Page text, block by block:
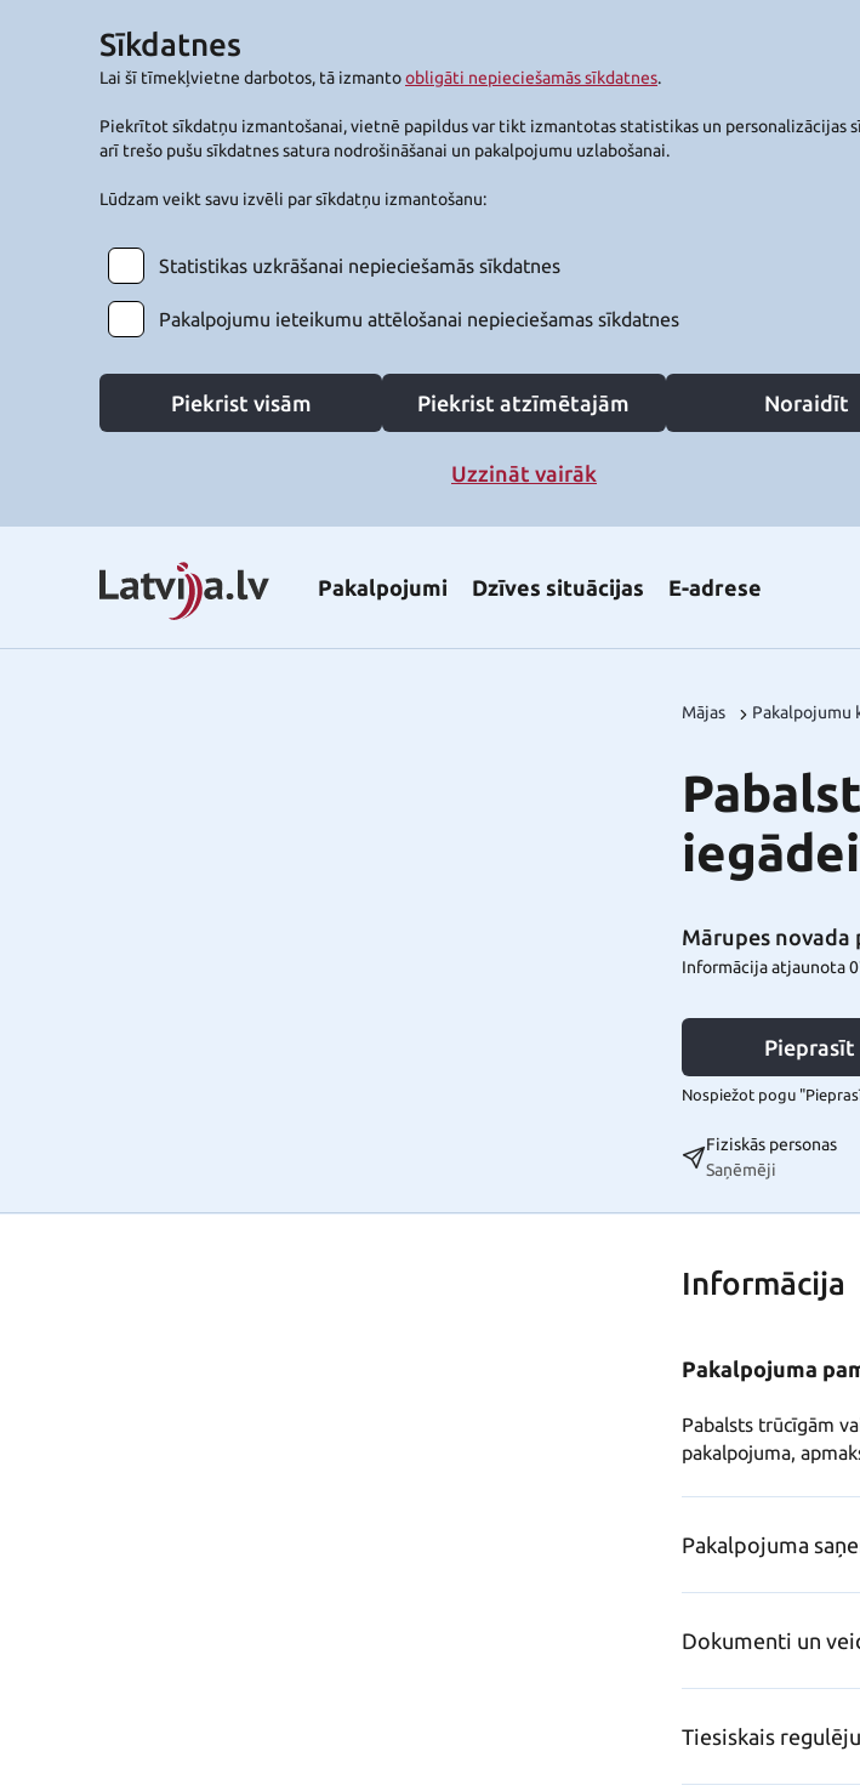
Sīkdatnes
Lai šī tīmekļvietne darbotos, tā izmantoobligāti nepieciešamās sīkdatnes.
Piekrītot sīkdatņu izmantošanai, vietnē papildus var tikt izmantotas statistikas un personalizācijas
arī trešo pušu sīkdatnes satura nodrošināšanai un pakalpojumu uzlabošanai.
Lūdzam veikt savu izvēli par sīkdatņu izmantošanu:
Statistikas uzkrāšanai nepieciešamās sīkdatnes
Pakalpojumu ieteikumu attēlošanai nepieciešamas sīkdatnes
Piekrist visām Piekrist atzīmētajām Noraidīt
Uzzināt vairāk
Pakalpojumi Dzīves situācijas E-adrese
Mājas Pakalpojumu
Mārupes novada
Informācija atjaunota
Nospiežot pogu
Fiziskās personas
Saņēmēji
Informācija
Pakalpojuma
Pabalsts trūcīgām
pakalpojuma,
Pakalpojuma
Dokumenti un
Tiesiskais